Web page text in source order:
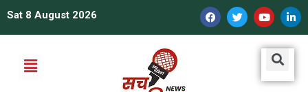
Sat 8 August 2026